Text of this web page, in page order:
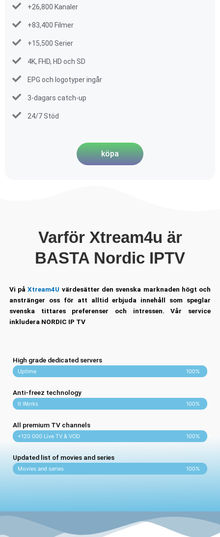
+26,800 Kanaler
+83,400 Filmer
+15,500 Serier
4K, FHD, HD och SD
EPG och logotyper ingår
3-dagars catch-up
24/7 Stöd
köpa
Varför Xtream4u är
BASTA Nordic IPTV
Vi påXtream4U värdesätter den svenska marknaden högt och
anstränger oss för att alltid erbjuda innehåll som speglar
svenska tittares preferenser och intressen. Vår service
inkludera NORDIC IP TV
High grade dedicated servers
Uptime 100%
Anti-freez technology
It Works 100%
All premium TV channels
+120 000 Live TV & VOD 100%
Updated list of movies and series
Movies and series 100%